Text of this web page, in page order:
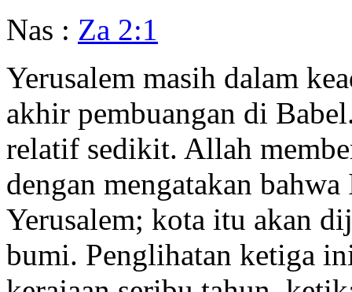
Nas : Za 2:1
Yerusalem masih dalam
akhir pembuangan di
relatif sedikit. Allah
dengan mengatakan
Yerusalem; kota itu akan
bumi. Penglihatan ketiga